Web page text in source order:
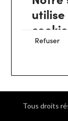
Tous droits